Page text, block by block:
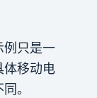
例只是一
体移动电
。